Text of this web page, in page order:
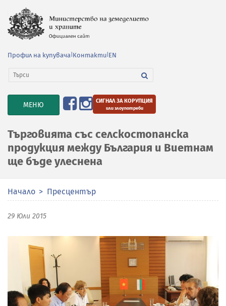
Профил на купувача Контакти EN
TOGGLE
NAVIGATION
МЕНЮ СИГНАЛ ЗА КОРУПЦИЯ
или злоупотреби
Търговията със селскостопанска
продукция между България и Виетнам
ще бъде улеснена
Начало Пресцентър
29 Юли 2015